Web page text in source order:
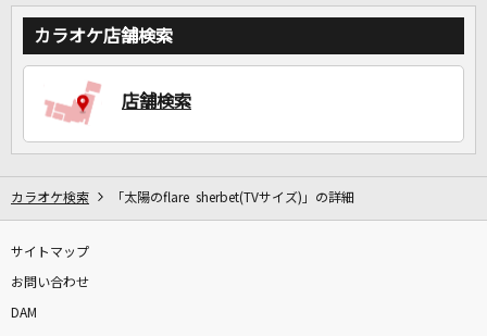
カラオケ店舗検索
店舗検索
カラオケ検索 「太陽のflare sherbet(TVサイズ)」の詳細
サイトマップ
お問い合わせ
DAM